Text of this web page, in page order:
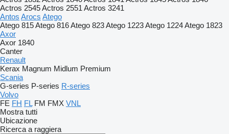
Actros 2545Actros 2551 Actros 3241
Antos Arocs Atego
Atego 815Atego 816Atego 823Atego 1223Atego 1224Atego 1823
Axor
Axor 1840
Canter
Renault
Kerax Magnum Midlum Premium
Scania
G-series P-series R-series
Volvo
FE FH FL FM FMX VNL
Mostra tutti
Ubicazione
Ricerca a raggiera